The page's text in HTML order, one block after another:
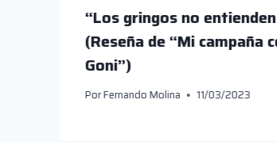
“Los gringos no
(Reseña de “Mi campaña
Goni”)
PorFernando Molina 11/03/2023